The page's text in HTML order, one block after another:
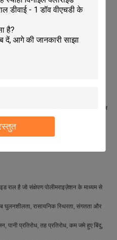
95% शराब विलायक, 50% ठोस सामग्री,
है।
विशेष रूप से प्लास्टिक की फिल्मों के लिए अनुकूल
टुकड़े टुकड़े में फिल्म आदि।
राल है जो संक्षेपण पोलीमराइज़ेशन के माध्यम से
घुलनशीलता, रासायनिक स्थिरता, संगतता और
पानी प्रतिरोध, तह प्रतिरोध, कम जमे हुए बिंदु,